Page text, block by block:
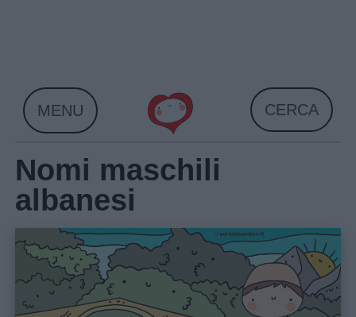
MENU CERCA
Nomi maschili
albanesi